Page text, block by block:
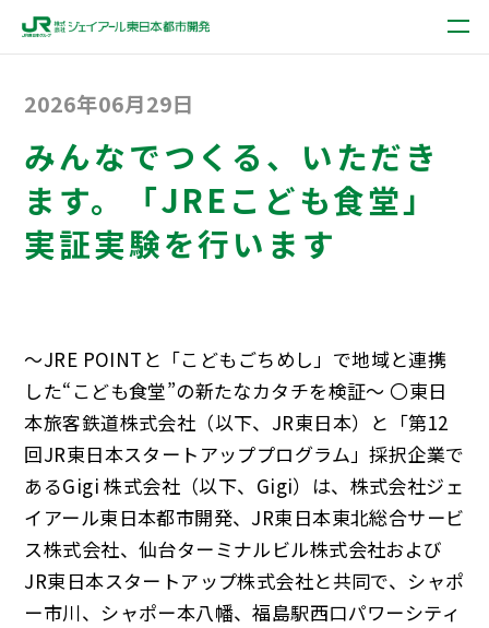
2026年06月29日
みんなでつくる、いただき
ます。「JREこども食堂」
実証実験を行います
～JRE POINTと「こどもごちめし」で地域と連携
した“こども食堂”の新たなカタチを検証～ 〇東日
本旅客鉄道株式会社（以下、JR東日本）と「第12
回JR東日本スタートアッププログラム」採択企業で
あるGigi 株式会社（以下、Gigi）は、株式会社ジェ
イアール東日本都市開発、JR東日本東北総合サービ
ス株式会社、仙台ターミナルビル株式会社および
JR東日本スタートアップ株式会社と共同で、シャポ
ー市川、シャポー本八幡、福島駅西口パワーシティ